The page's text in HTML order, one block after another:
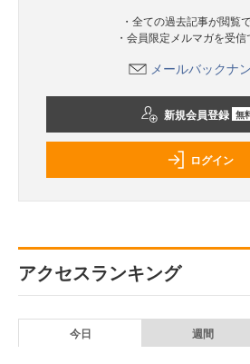
・全ての過去記事が閲覧
・会員限定メルマガを受
メールバックナ
新規会員登録 無
ログイン
アクセスランキング
今日 週間